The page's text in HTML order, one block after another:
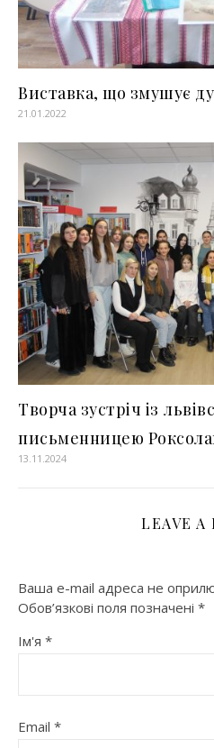
Виставка, що змушує
21.01.2022
Творча зустріч із
письменницею
13.11.2024
LEAVE A
Ваша e-mail адреса не
Обов’язкові поля позначені *
Ім'я *
Email *